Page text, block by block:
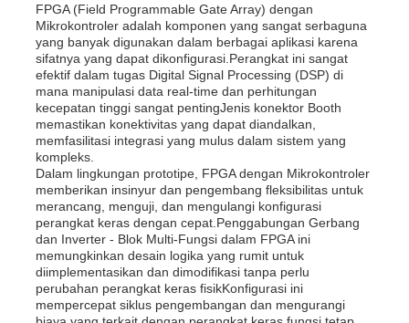
FPGA (Field Programmable Gate Array) dengan
Mikrokontroler adalah komponen yang sangat serbaguna
yang banyak digunakan dalam berbagai aplikasi karena
sifatnya yang dapat dikonfigurasi.Perangkat ini sangat
efektif dalam tugas Digital Signal Processing (DSP) di
mana manipulasi data real-time dan perhitungan
kecepatan tinggi sangat pentingJenis konektor Booth
memastikan konektivitas yang dapat diandalkan,
memfasilitasi integrasi yang mulus dalam sistem yang
kompleks.
Dalam lingkungan prototipe, FPGA dengan Mikrokontroler
memberikan insinyur dan pengembang fleksibilitas untuk
merancang, menguji, dan mengulangi konfigurasi
perangkat keras dengan cepat.Penggabungan Gerbang
dan Inverter - Blok Multi-Fungsi dalam FPGA ini
memungkinkan desain logika yang rumit untuk
diimplementasikan dan dimodifikasi tanpa perlu
perubahan perangkat keras fisikKonfigurasi ini
mempercepat siklus pengembangan dan mengurangi